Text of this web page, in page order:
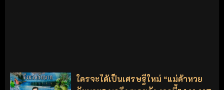
ใครจะได้เป็นเศรษฐีใหม่ “แม่ค้าหวย